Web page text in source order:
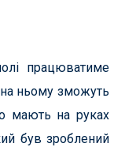
працюватиме
на ньому зможуть
мають на руках
був зроблений